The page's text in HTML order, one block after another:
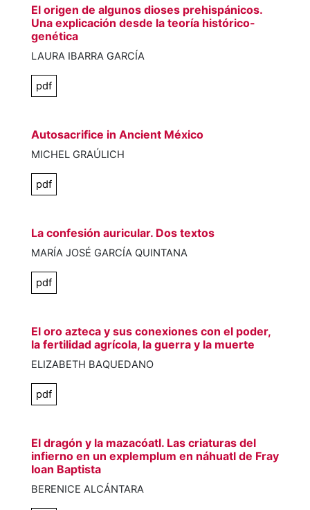
El origen de algunos dioses prehispánicos.
Una explicación desde la teoría histórico-
genética
LAURA IBARRA GARCÍA
pdf
Autosacrifice in Ancient México
MICHEL GRAÚLICH
pdf
La confesión auricular. Dos textos
MARÍA JOSÉ GARCÍA QUINTANA
pdf
El oro azteca y sus conexiones con el poder,
la fertilidad agrícola, la guerra y la muerte
ELIZABETH BAQUEDANO
pdf
El dragón y la mazacóatl. Las criaturas del
infierno en un explemplum en náhuatl de Fray
Ioan Baptista
BERENICE ALCÁNTARA